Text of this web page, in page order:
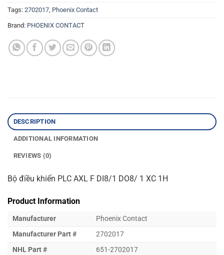
Tags: 2702017 Phoenix Contact
Brand: PHOENIX CONTACT
DESCRIPTION
ADDITIONAL INFORMATION
REVIEWS (0)
Bộ điều khiển PLC AXL F DI8/1 DO8/ 1 XC 1H
Product Information
Manufacturer
Phoenix Contact
Manufacturer Part #
2702017
NHL Part #
651-2702017